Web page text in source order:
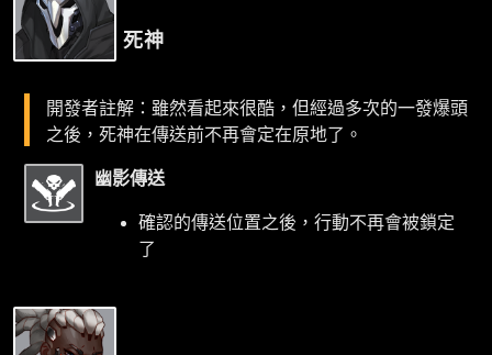
死神
開發者註解：雖然看起來很酷，但經過多次的一發爆頭
之後，死神在傳送前不再會定在原地了。
幽影傳送
確認的傳送位置之後，行動不再會被鎖定
了